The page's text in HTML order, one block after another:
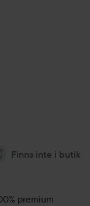
Finns inte i butik
premium